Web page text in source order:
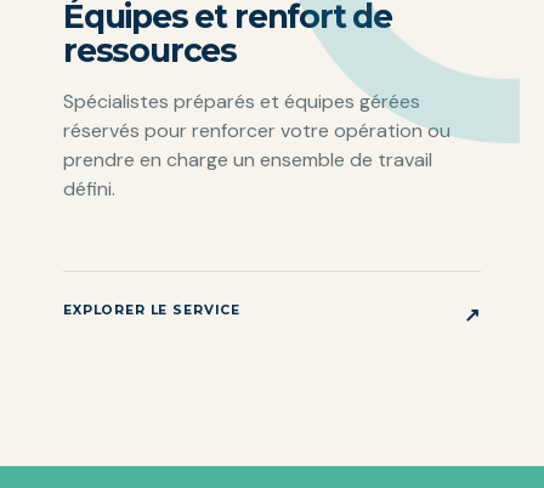
Équipes et renfort de
ressources
Spécialistes préparés et équipes gérées
réservés pour renforcer votre opération ou
prendre en charge un ensemble de travail
défini.
EXPLORER LE SERVICE ↗